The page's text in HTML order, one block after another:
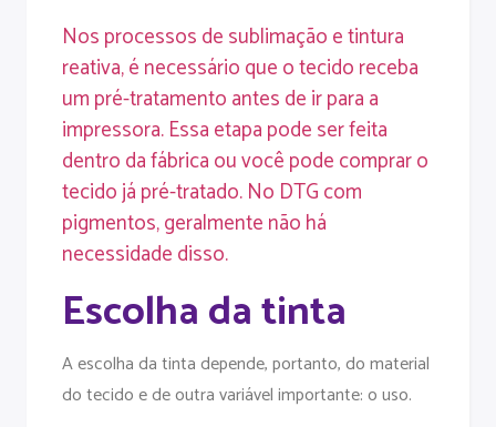
Nos processos de sublimação e tintura
reativa, é necessário que o tecido receba
um pré-tratamento antes de ir para a
impressora. Essa etapa pode ser feita
dentro da fábrica ou você pode comprar o
tecido já pré-tratado. No DTG com
pigmentos, geralmente não há
necessidade disso.
Escolha da tinta
A escolha da tinta depende, portanto, do material
do tecido e de outra variável importante: o uso.